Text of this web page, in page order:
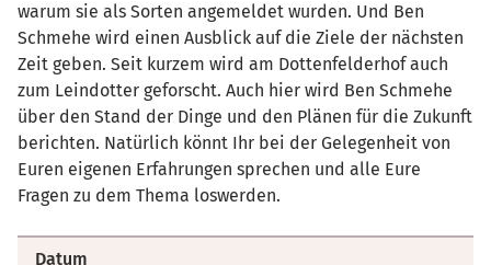
warum sie als Sorten angemeldet wurden. Und Ben
Schmehe wird einen Ausblick auf die Ziele der nächsten
Zeit geben. Seit kurzem wird am Dottenfelderhof auch
zum Leindotter geforscht. Auch hier wird Ben Schmehe
über den Stand der Dinge und den Plänen für die Zukunft
berichten. Natürlich könnt Ihr bei der Gelegenheit von
Euren eigenen Erfahrungen sprechen und alle Eure
Fragen zu dem Thema loswerden.
Datum